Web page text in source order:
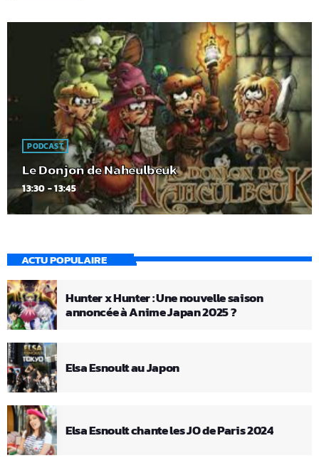
PODCAST
Le Donjon de Naheulbeuk
13:30 - 13:45
ACTU POPULAIRE
Hunter x Hunter : Une nouvelle saison
annoncée à Anime Japan 2025 ?
Elsa Esnoult au Japon
Elsa Esnoult chante les JO de Paris 2024